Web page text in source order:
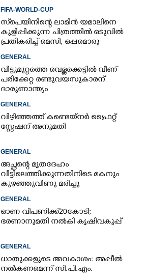
FIFA-WORLD-CUP
സ്‌പെയിനിന്റെ ലാമിൻ യമാലിനെ
കുളിപ്പിക്കുന്ന ചിത്രത്തിൽ ഒടുവിൽ
പ്രതികരിച്ച് മെസി, ഒപ്പമൊരു
മുന്നറിയിപ്പും
GENERAL
വീട്ടുമുറ്റത്തെ വെള്ളക്കെട്ടിൽ വീണ്
പരിക്കേറ്റ രണ്ടുവയസുകാരന്
ദാരുണാന്ത്യം
GENERAL
വിഴിഞ്ഞത്ത് കണ്ടെയ്നർ ഫ്രൈറ്റ്
സ്റ്റേഷന് അനുമതി
GENERAL
അച്ഛന്റെ മൃതദേഹം
വീട്ടിലെത്തിക്കുന്നതിനിടെ മകനും
കുഴഞ്ഞുവീണു മരിച്ചു
GENERAL
ഓണ വിപണിക്ക് 20കോടി;
ഭരണാനുമതി നൽകി കൃഷിവകുപ്പ്
GENERAL
ധാതുക്കളുടെ അവകാശം: അപ്പീൽ
നൽകണമെന്ന് സി.പി.എം.